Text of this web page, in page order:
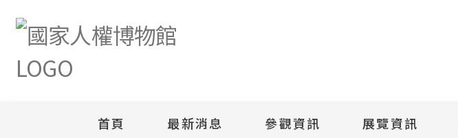
首頁 最新消息 參觀資訊 展覽資訊
最新消息 矢志追求歷史真相 臺灣轉型正義重要推手 政治受難者蔡寬裕先